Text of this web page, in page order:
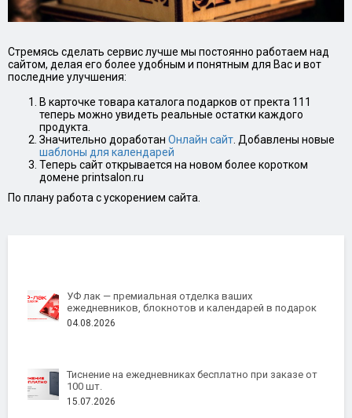
Стремясь сделать сервис лучше мы постоянно работаем над
сайтом, делая его более удобным и понятным для Вас и вот
последние улучшения:
В карточке товара каталога подарков от пректа 111
теперь можно увидеть реальные остатки каждого
продукта.
Значительно доработан Онлайн сайт . Добавлены новые
шаблоны для календарей
Теперь сайт открывается на новом более коротком
домене printsalon.ru
По плану работа с ускорением сайта.
УФ лак — премиальная отделка ваших
ежедневников, блокнотов и календарей в подарок
04.08.2026
Тиснение на ежедневниках бесплатно при заказе от
100 шт.
15.07.2026